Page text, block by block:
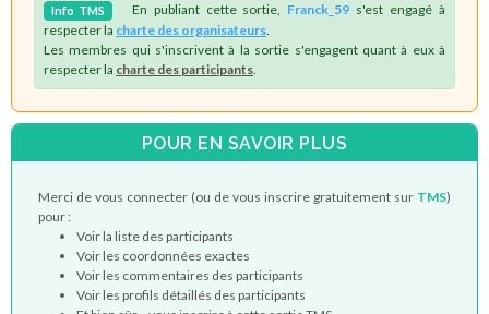
Info TMS En publiant cette sortie, Franck_59 s'est engagé à
respecter la charte des organisateurs.
Les membres qui s'inscrivent à la sortie s'engagent quant à eux à
respecter la charte des participants.
POUR EN SAVOIR PLUS
Merci de vous connecter (ou de vous inscrire gratuitement sur TMS)
pour :
Voir la liste des participants
Voir les coordonnées exactes
Voir les commentaires des participants
Voir les profils détaillés des participants